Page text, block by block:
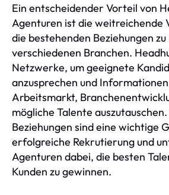
Ein entscheidender Vorteil von
Agenturen ist die weitreichende
die bestehenden Beziehungen
verschiedenen Branchen.
Netzwerke, um geeignete
anzusprechen und
Arbeitsmarkt,
mögliche Talente
Beziehungen sind eine wichtige
erfolgreiche Rekrutierung und
Agenturen dabei, die besten
Kunden zu gewinnen.